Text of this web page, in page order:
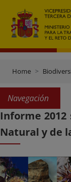
Home
Navegación
Informe
Natural y de